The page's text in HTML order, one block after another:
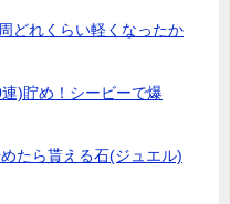
どれくらい軽くなったか
)貯め！シービーで爆
たら貰える石(ジュエル)